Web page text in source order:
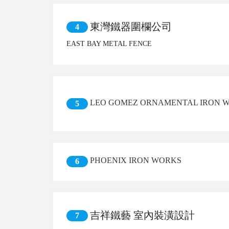
4 東灣鐵器圍欄公司
EAST BAY METAL FENCE
5 LEO GOMEZ ORNAMENTAL IRON
6 PHOENIX IRON WORKS
7 吉祥鐵藝 室內裝潢設計